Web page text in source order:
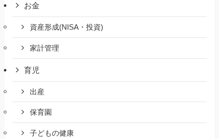
お金
資産形成(NISA・投資)
家計管理
育児
出産
保育園
子どもの健康